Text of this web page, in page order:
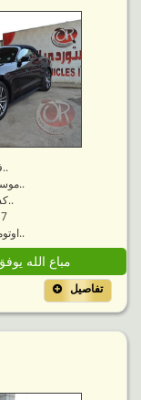
فورد..
موستانج..
كشف..
اوتوماتك..
مباع الله
تفاصيل